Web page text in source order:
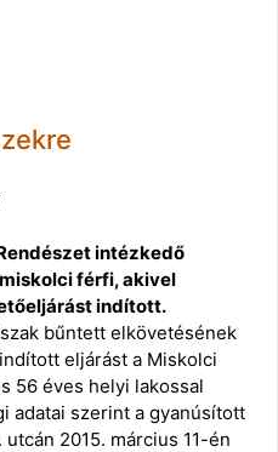
intézkedő
férfi, akivel
indított.
bűntett elkövetésének
eljárást a Miskolci
56 éves helyi lakossal
adatai szerint a gyanúsított
2015. március 11-én